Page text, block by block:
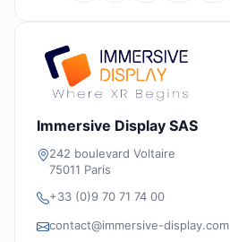
Immersive Display SAS
242 boulevard Voltaire
75011 Paris
+33 (0)9 70 71 74 00
contact@immersive-display.com